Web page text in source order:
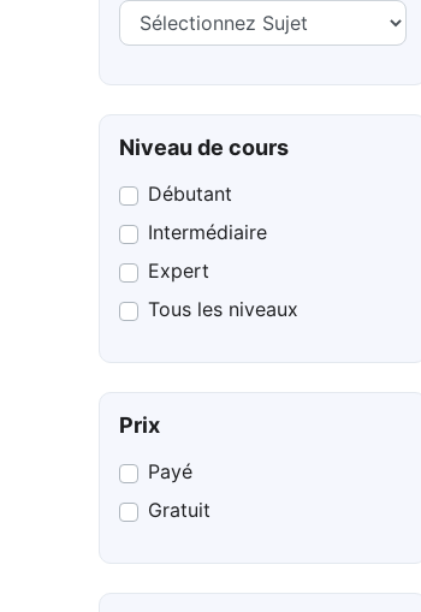
Niveau de cours
Débutant
Intermédiaire
Expert
Tous les niveaux
Prix
Payé
Gratuit